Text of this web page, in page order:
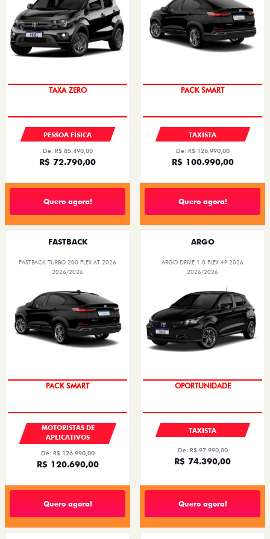
TAXA ZERO
PESSOA FÍSICA
De: R$ 85.490,00
R$ 72.790,00
Quero agora!
PACK SMART
TAXISTA
De: R$ 126.990,00
R$ 100.990,00
Quero agora!
FASTBACK
FASTBACK TURBO 200 FLEX AT 2026
2026/2026
PACK SMART
MOTORISTAS DE
APLICATIVOS
De: R$ 126.990,00
R$ 120.690,00
Quero agora!
ARGO
ARGO DRIVE 1.0 FLEX 4P 2026
2026/2026
OPORTUNIDADE
TAXISTA
De: R$ 97.990,00
R$ 74.390,00
Quero agora!